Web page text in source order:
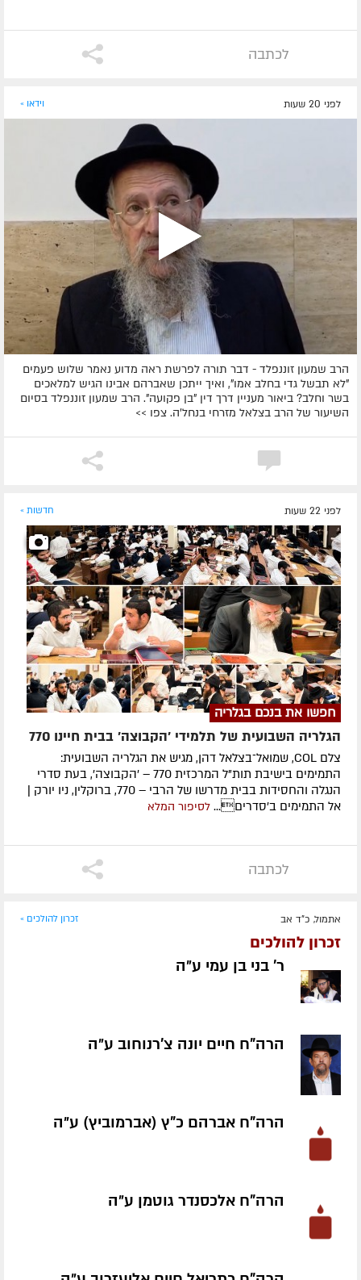
לכתבה
לפני 20 שעות וידאו »
הרב שמעון זוננפלד - דבר תורה לפרשת ראה מדוע נאמר שלוש פעמים
"לא תבשל גדי בחלב אמו", ואיך ייתכן שאברהם אבינו הגיש למלאכים
בשר וחלב? ביאור מעניין דרך דין "בן פקועה". הרב שמעון זוננפלד בסיום
השיעור של הרב בצלאל מזרחי בנחל'ה. צפו >>
לפני 22 שעות חדשות »
חפשו את בנכם בגלריה
הגלריה השבועית של תלמידי 'הקבוצה' בבית חיינו 770
צלם COL, שמואל־בצלאל דהן, מגיש את הגלריה השבועית:
התמימים בישיבת תות"ל המרכזית 770 – 'הקבוצה', בעת סדרי
הנגלה והחסידות בבית מדרשו של הרבי – 770, ברוקלין, ניו יורק |
אל התמימים ב'סדרים... לסיפור המלא
לכתבה
אתמול, כ"ד אב זכרון להולכים »
זכרון להולכים
ר' בני בן עמי ע״ה
הרה"ח חיים יונה צ'רנוחוב ע״ה
הרה"ח אברהם כ"ץ (אברמוביץ) ע״ה
הרה"ח אלכסנדר גוטמן ע״ה